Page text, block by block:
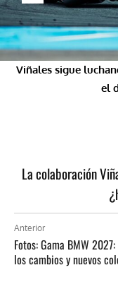
Viñales sigue
el
La colaboración
Anterior
Fotos: Gama BMW
los cambios y nuevos